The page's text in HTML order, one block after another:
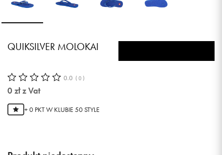
QUIKSILVER MOLOKAI
0.0 ( 0 )
0złz Vat
+ 0 PKT W KLUBIE 50 STYLE